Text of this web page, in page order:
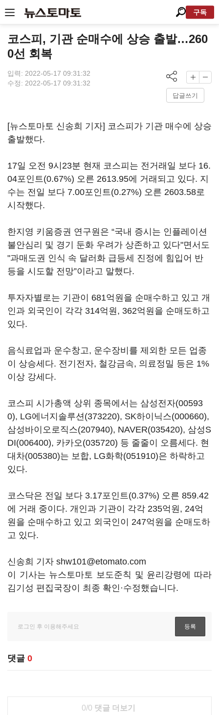
구독
코스피, 기관 순매수에 상승 출발…260
0선 회복
입력: 2022-05-17 09:31:32
수정: 2022-05-17 09:31:32
답글쓰기
[뉴스토마토 신송희 기자] 코스피가 기관 매수에 상승
출발했다.
17일 오전 9시23분 현재 코스피는 전거래일 보다 16.
04포인트(0.67%) 오른 2613.95에 거래되고 있다. 지
수는 전일 보다 7.00포인트(0.27%) 오른 2603.58로
시작했다.
한지영 키움증권 연구원은 “국내 증시는 인플레이션
불안심리 및 경기 둔화 우려가 상존하고 있다"면서도
"과매도권 인식 속 달러화 급등세 진정에 힘입어 반
등을 시도할 전망”이라고 말했다.
투자자별로는 기관이 681억원을 순매수하고 있고 개
인과 외국인이 각각 314억원, 362억원을 순매도하고
있다.
음식료업과 운수창고, 운수장비를 제외한 모든 업종
이 상승세다. 전기전자, 철강금속, 의료정밀 등은 1%
이상 강세다.
코스피 시가총액 상위 종목에서는 삼성전자(00593
0), LG에너지솔루션(373220), SK하이닉스(000660),
삼성바이오로직스(207940), NAVER(035420), 삼성S
DI(006400), 카카오(035720) 등 줄줄이 오름세다. 현
대차(005380)는 보합, LG화학(051910)은 하락하고
있다.
코스닥은 전일 보다 3.17포인트(0.37%) 오른 859.42
에 거래 중이다. 개인과 기관이 각각 235억원, 24억
원을 순매수하고 있고 외국인이 247억원을 순매도하
고 있다.
신송희 기자 shw101@etomato.com
이 기사는 뉴스토마토 보도준칙 및 윤리강령에 따라
김기성 편집국장이 최종 확인·수정했습니다.
댓글 0
0/0 댓글 더보기